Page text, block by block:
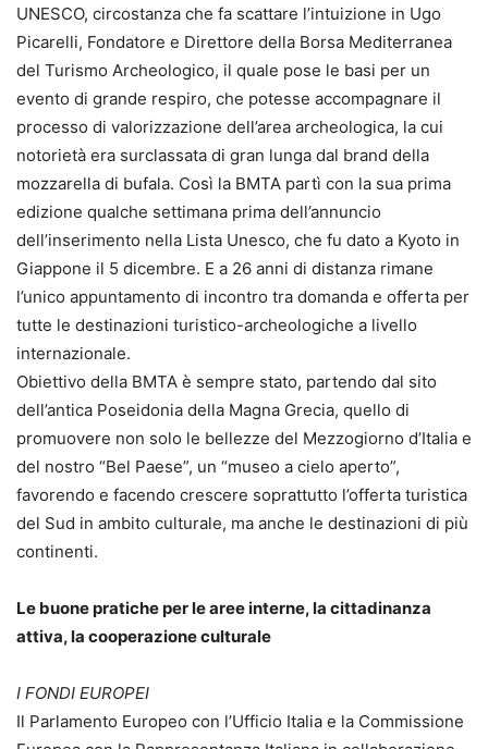
UNESCO, circostanza che fa scattare l’intuizione in Ugo
Picarelli, Fondatore e Direttore della Borsa Mediterranea
del Turismo Archeologico, il quale pose le basi per un
evento di grande respiro, che potesse accompagnare il
processo di valorizzazione dell’area archeologica, la cui
notorietà era surclassata di gran lunga dal brand della
mozzarella di bufala. Così la BMTA partì con la sua prima
edizione qualche settimana prima dell’annuncio
dell’inserimento nella Lista Unesco, che fu dato a Kyoto in
Giappone il 5 dicembre. E a 26 anni di distanza rimane
l’unico appuntamento di incontro tra domanda e offerta per
tutte le destinazioni turistico-archeologiche a livello
internazionale.
Obiettivo della BMTA è sempre stato, partendo dal sito
dell’antica Poseidonia della Magna Grecia, quello di
promuovere non solo le bellezze del Mezzogiorno d’Italia e
del nostro “Bel Paese”, un “museo a cielo aperto”,
favorendo e facendo crescere soprattutto l’offerta turistica
del Sud in ambito culturale, ma anche le destinazioni di più
continenti.
Le buone pratiche per le aree interne, la cittadinanza
attiva, la cooperazione culturale
I FONDI EUROPEI
Il Parlamento Europeo con l’Ufficio Italia e la Commissione